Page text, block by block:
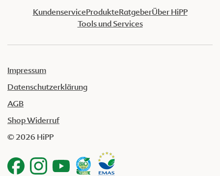
KundenserviceProdukteRatgeberÜber HiPP
Tools und Services
Impressum
Datenschutzerklärung
AGB
Shop Widerruf
© 2026 HiPP